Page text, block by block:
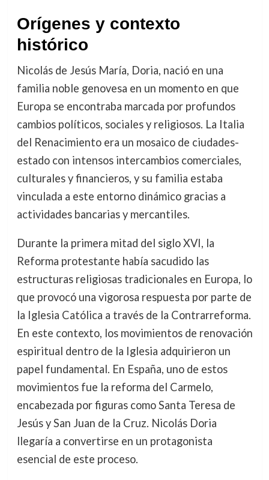
Orígenes y contexto
histórico
Nicolás de Jesús María, Doria, nació en una
familia noble genovesa en un momento en que
Europa se encontraba marcada por profundos
cambios políticos, sociales y religiosos. La Italia
del Renacimiento era un mosaico de ciudades-
estado con intensos intercambios comerciales,
culturales y financieros, y su familia estaba
vinculada a este entorno dinámico gracias a
actividades bancarias y mercantiles.
Durante la primera mitad del siglo XVI, la
Reforma protestante había sacudido las
estructuras religiosas tradicionales en Europa, lo
que provocó una vigorosa respuesta por parte de
la Iglesia Católica a través de la Contrarreforma.
En este contexto, los movimientos de renovación
espiritual dentro de la Iglesia adquirieron un
papel fundamental. En España, uno de estos
movimientos fue la reforma del Carmelo,
encabezada por figuras como Santa Teresa de
Jesús y San Juan de la Cruz. Nicolás Doria
llegaría a convertirse en un protagonista
esencial de este proceso.